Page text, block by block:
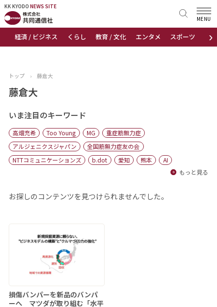
KK KYODO NEWS SITE
›
経済 / ビジネス くらし 教育 / 文化 エンタメ スポーツ 地域
MENU
KK KYODONEWS SITE
トップページ
ニュース
おすすめコンテンツ
出版物
会社概要
トップ › 藤倉大
藤倉大
いま注目のキーワード
高畑充希 Too Young MG
重症筋無力症
アルジェニクスジャパン
全国筋無力症友の会
NTTコミュニケーションズ
b.dot 愛知 熊本
AI
もっと見る
お探しのコンテンツを見つけられませんでした。
損傷バンパーを新品のバンパ
ーへ マツダが取り組む「水平